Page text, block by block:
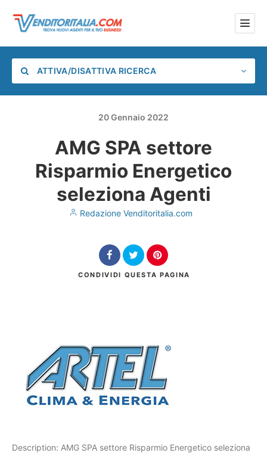
ATTIVA/DISATTIVA RICERCA
Categoria
Posizione
20Gennaio 2022
AMG SPA settore
Risparmio Energetico
seleziona Agenti
Redazione Venditoritalia.com
CONDIVIDI QUESTA PAGINA
Description: AMG SPA settore Risparmio Energetico seleziona